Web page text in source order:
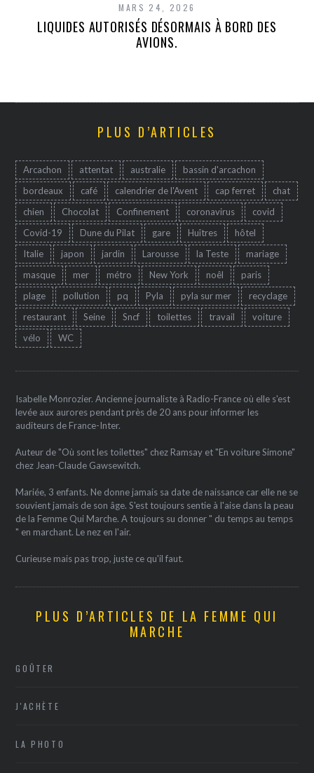
MARS 24, 2026
LIQUIDES AUTORISÉS DÉSORMAIS À BORD DES
AVIONS.
PLUS D’ARTICLES
Arcachon attentat australie
bassin d'arcachon
bordeaux
café calendrier de l'Avent cap ferret
chat
chien
Chocolat Confinement coronavirus
covid
Covid-19
Dune du Pilat gare Huîtres
hôtel
Italie
japon jardin Larousse la Teste
mariage
masque
mer métro New York noêl
paris
plage
pollution pq Pyla pyla sur mer
recyclage
restaurant
Seine Sncf toilettes travail
voiture
vélo
WC
Isabelle Monrozier. Ancienne journaliste à Radio-France où elle s'est
levée aux aurores pendant près de 20 ans pour informer les
auditeurs de France-Inter.
Auteur de "Où sont les toilettes" chez Ramsay et "En voiture Simone"
chez Jean-Claude Gawsewitch.
Mariée, 3 enfants. Ne donne jamais sa date de naissance car elle ne se
souvient jamais de son âge. S'est toujours sentie à l'aise dans la peau
de la Femme Qui Marche. A toujours su donner " du temps au temps
" en marchant. Le nez en l'air.
Curieuse mais pas trop, juste ce qu'il faut.
PLUS D’ARTICLES DE LA FEMME QUI
MARCHE
GOÛTER
J'ACHÈTE
LA PHOTO